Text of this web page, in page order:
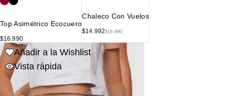
Top Asimétrico Ecocuero
$16.990
Chaleco Con Vuelos
$19.990
$14.992
Añadir a la Wishlist
Vista rápida